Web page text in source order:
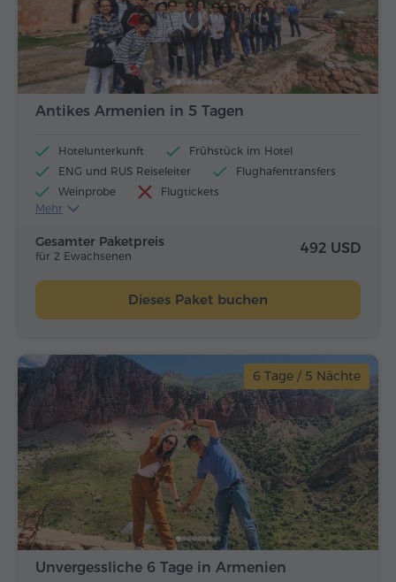
Antikes Armenien in 5 Tagen
Hotelunterkunft
Frühstück im Hotel
ENG und RUS Reiseleiter
Flughafentransfers
Weinprobe
Flugtickets
Mittagessen und Abendessen
Mehr
Gesamter Paketpreis
für 2 Ewachsenen 492 USD
Dieses Paket buchen
6 Tage / 5 Nächte
Unvergessliche 6 Tage in Armenien